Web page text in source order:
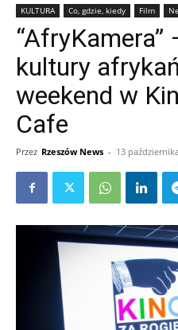
KULTURA Co, gdzie, kiedy Film
kultury
weekend w
Cafe
Przez Rzeszów News - 13